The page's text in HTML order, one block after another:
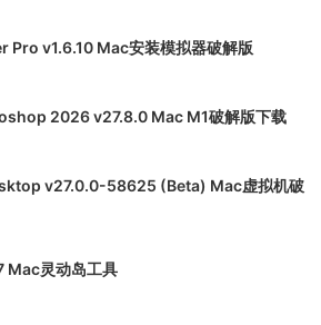
Pro v1.6.10 Mac安装模拟器破解版
2026 v27.8.0 Mac M1破解版下载
v27.0.0-58625 (Beta) Mac虚拟机破
Mac灵动岛工具